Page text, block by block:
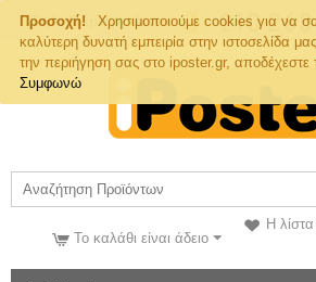
Προσοχή!
Χρησιμοποιούμε cookies για να
καλύτερη δυνατή εμπειρία στην ιστοσελίδα
την περιήγηση σας στο iposter.gr, αποδέχεστε
Συμφωνώ
Τηλ. Παραγγελιών
Η
Το καλάθι είναι άδειο